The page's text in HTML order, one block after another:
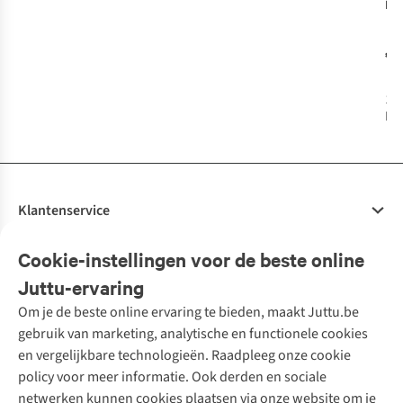
1
Cookie-instellingen voor de beste online
Juttu-ervaring
Om je de beste online ervaring te bieden, maakt Juttu.be
gebruik van marketing, analytische en functionele cookies
en vergelijkbare technologieën. Raadpleeg onze cookie
policy voor meer informatie. Ook derden en sociale
netwerken kunnen cookies plaatsen via onze website om je
Klantenservice
Bestellen
Betalen
10% studentenkorting
Klarna - achteraf betalen
Levering
Retourneren
Onze diensten
Tweedehands - ReJUsed
Kledingatelier
Personal shopping
Textielbox
Events / workshops
Juttu
Over ons
Juttu Friends
Inspiratie
Merken